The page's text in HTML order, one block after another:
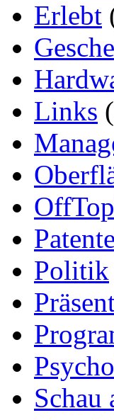
Erlebt
Links
Politik
Schau